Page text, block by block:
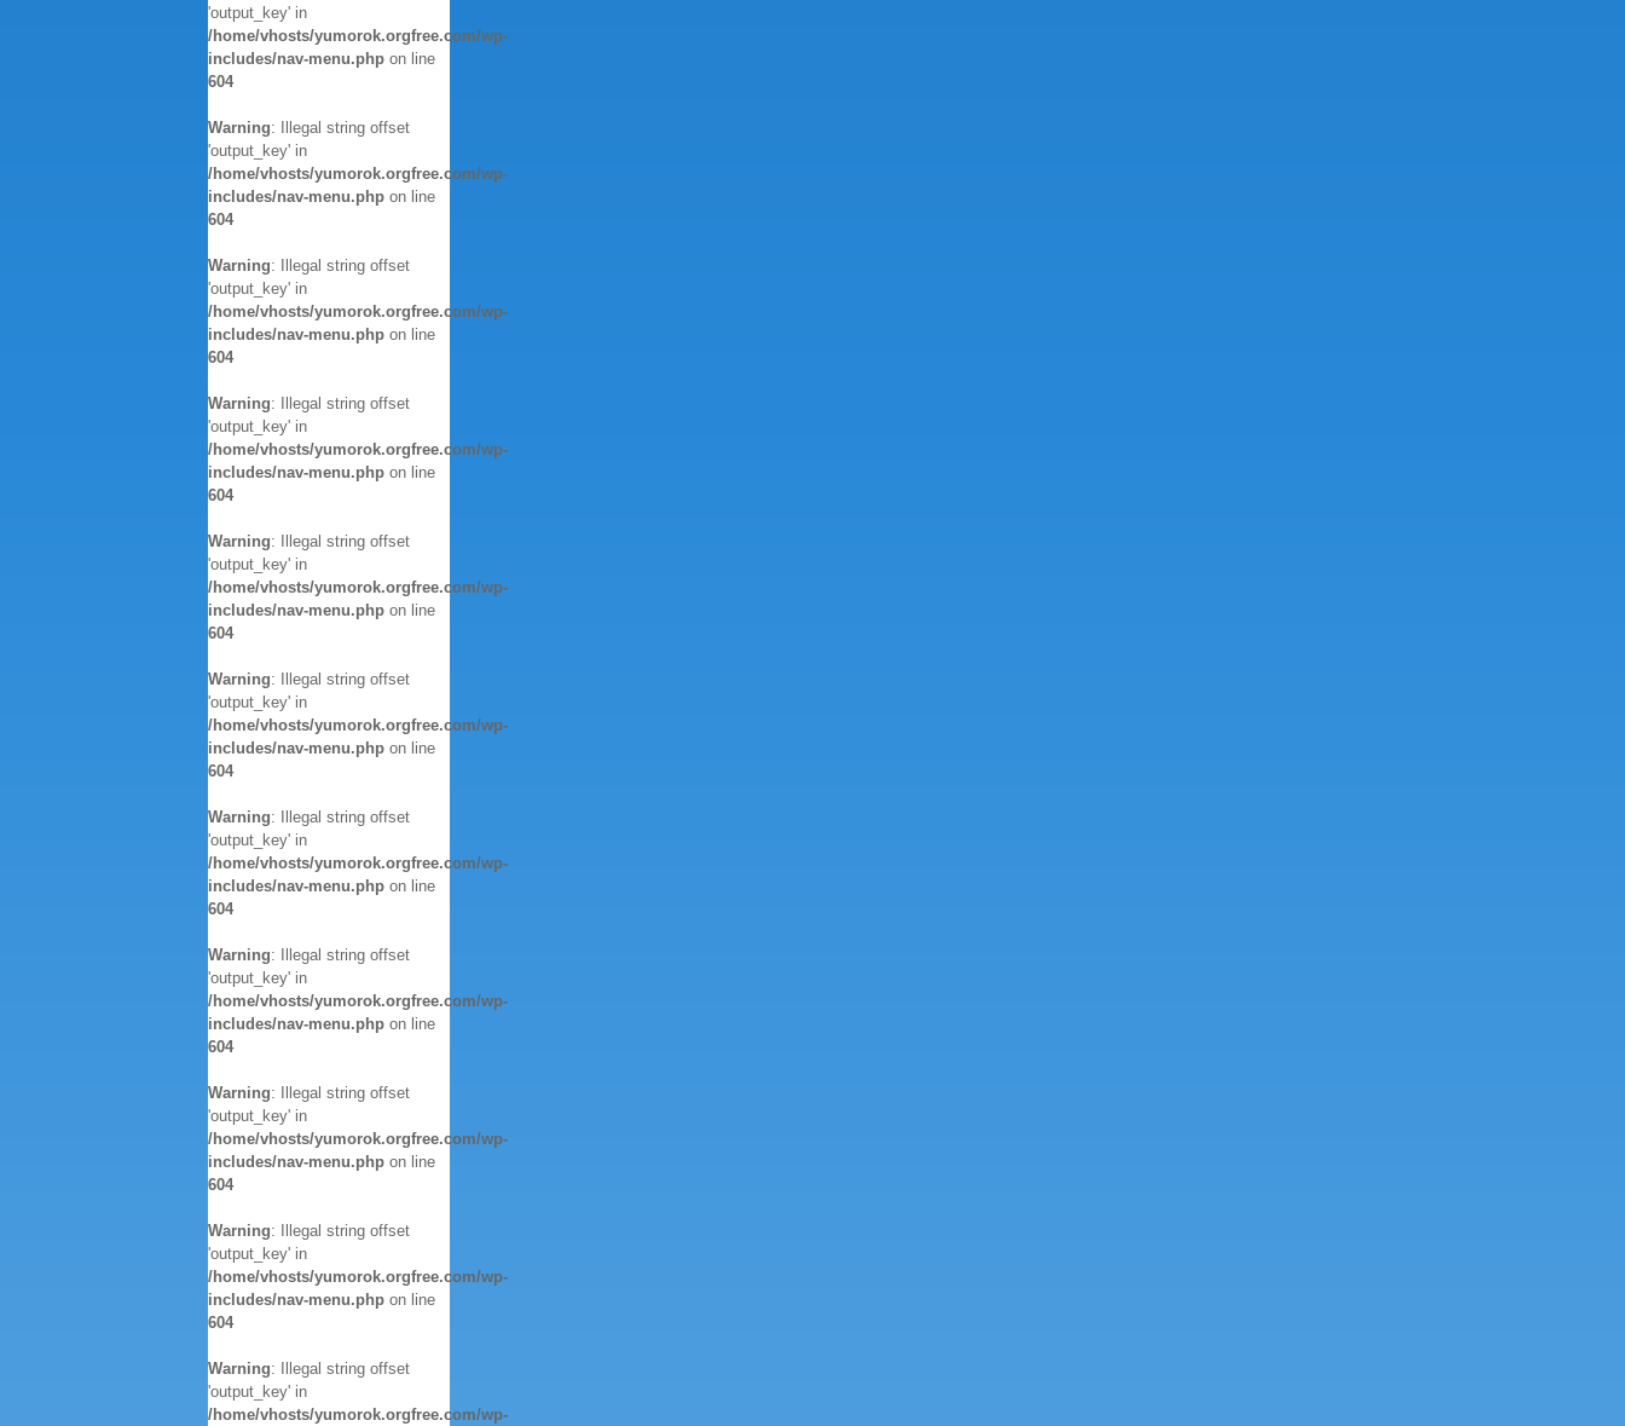
'output_key' in
/home/vhosts/yumorok.orgfree.com/wp-
includes/nav-menu.php on line
604
Warning: Illegal string offset
'output_key' in
/home/vhosts/yumorok.orgfree.com/wp-
includes/nav-menu.php on line
604
Warning: Illegal string offset
'output_key' in
/home/vhosts/yumorok.orgfree.com/wp-
includes/nav-menu.php on line
604
Warning: Illegal string offset
'output_key' in
/home/vhosts/yumorok.orgfree.com/wp-
includes/nav-menu.php on line
604
Warning: Illegal string offset
'output_key' in
/home/vhosts/yumorok.orgfree.com/wp-
includes/nav-menu.php on line
604
Warning: Illegal string offset
'output_key' in
/home/vhosts/yumorok.orgfree.com/wp-
includes/nav-menu.php on line
604
Warning: Illegal string offset
'output_key' in
/home/vhosts/yumorok.orgfree.com/wp-
includes/nav-menu.php on line
604
Warning: Illegal string offset
'output_key' in
/home/vhosts/yumorok.orgfree.com/wp-
includes/nav-menu.php on line
604
Warning: Illegal string offset
'output_key' in
/home/vhosts/yumorok.orgfree.com/wp-
includes/nav-menu.php on line
604
Warning: Illegal string offset
'output_key' in
/home/vhosts/yumorok.orgfree.com/wp-
includes/nav-menu.php on line
604
Warning: Illegal string offset
'output_key' in
/home/vhosts/yumorok.orgfree.com/wp-